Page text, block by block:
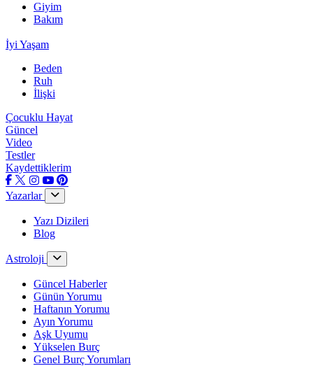
Giyim
Bakım
İyi Yaşam
Beden
Ruh
İlişki
Çocuklu Hayat
Güncel
Video
Testler
Kaydettiklerim
Yazarlar
Yazı Dizileri
Blog
Astroloji
Güncel Haberler
Günün Yorumu
Haftanın Yorumu
Ayın Yorumu
Aşk Uyumu
Yükselen Burç
Genel Burç Yorumları